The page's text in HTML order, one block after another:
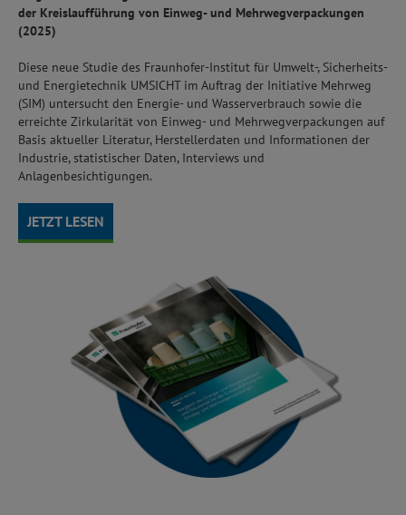
der Kreislaufführung von Einweg- und Mehrwegverpackungen
(2025)
Diese neue Studie des Fraunhofer-Institut für Umwelt-, Sicherheits-
und Energietechnik UMSICHT im Auftrag der Initiative Mehrweg
(SIM) untersucht den Energie- und Wasserverbrauch sowie die
erreichte Zirkularität von Einweg- und Mehrwegverpackungen auf
Basis aktueller Literatur, Herstellerdaten und Informationen der
Industrie, statistischer Daten, Interviews und
Anlagenbesichtigungen.
JETZT LESEN